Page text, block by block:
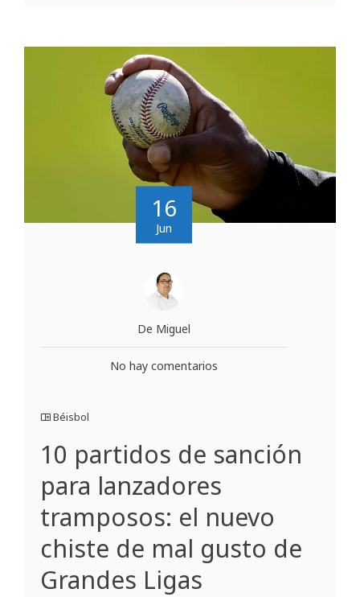
16
Jun
De Miguel
No hay comentarios
Béisbol
10 partidos de sanción
para lanzadores
tramposos: el nuevo
chiste de mal gusto de
Grandes Ligas